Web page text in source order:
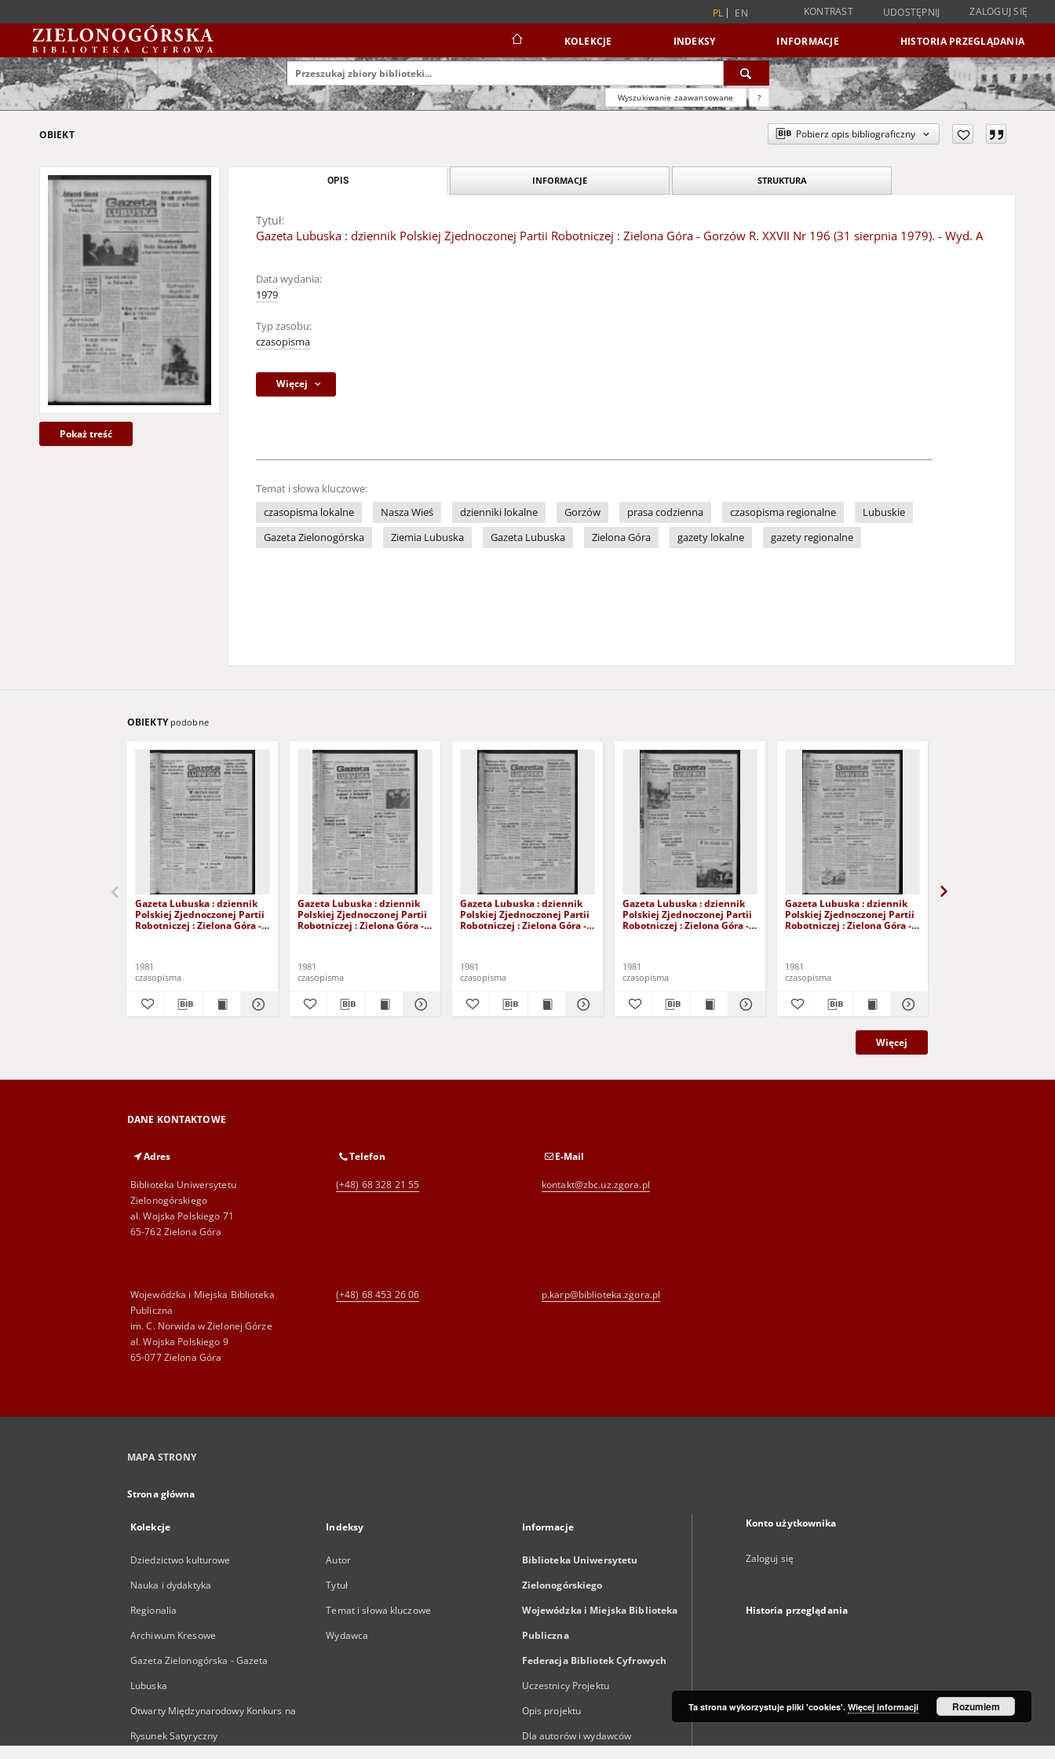
PL EN KONTRAST UDOSTĘPNIJ ZALOGUJ SIĘ
KOLEKCJE INDEKSY INFORMACJE HISTORIA PRZEGLĄDANIA
Wyszukiwanie zaawansowane ?
OBIEKT Pobierz opis bibliograficzny
Pokaż treść
OPIS INFORMACJE STRUKTURA
Tytuł:
Gazeta Lubuska : dziennik Polskiej Zjednoczonej Partii Robotniczej : Zielona Góra - Gorzów R. XXVII Nr 196 (31 sierpnia 1979). - Wyd. A
Data wydania:
1979
Typ zasobu:
czasopisma
Więcej
Temat i słowa kluczowe:
czasopisma lokalne
Nasza Wieś dzienniki lokalne Gorzów prasa codzienna czasopisma regionalne
Lubuskie
Gazeta Zielonogórska
Ziemia Lubuska Gazeta Lubuska Zielona Góra gazety lokalne gazety regionalne
OBIEKTY podobne
Gazeta Lubuska : dziennik
Polskiej Zjednoczonej Partii
Robotniczej : Zielona Góra -
1981
czasopisma
Gazeta Lubuska : dziennik
Polskiej Zjednoczonej Partii
Robotniczej : Zielona Góra -
1981
czasopisma
Gazeta Lubuska : dziennik
Polskiej Zjednoczonej Partii
Robotniczej : Zielona Góra -
1981
czasopisma
Gazeta Lubuska : dziennik
Polskiej Zjednoczonej Partii
Robotniczej : Zielona Góra -
1981
czasopisma
Gazeta Lubuska : dziennik
Polskiej Zjednoczonej Partii
Robotniczej : Zielona Góra -
1981
czasopisma
Więcej
DANE KONTAKTOWE
Adres
Biblioteka Uniwersytetu
Zielonogórskiego
al. Wojska Polskiego 71
65-762 Zielona Góra
Telefon
(+48) 68 328 21 55
E-Mail
kontakt@zbc.uz.zgora.pl
Wojewódzka i Miejska Biblioteka
Publiczna
im. C. Norwida w Zielonej Górze
al. Wojska Polskiego 9
65-077 Zielona Góra
(+48) 68 453 26 06 p.karp@biblioteka.zgora.pl
MAPA STRONY
Strona główna
Kolekcje
Dziedzictwo kulturowe
Nauka i dydaktyka
Regionalia
Archiwum Kresowe
Gazeta Zielonogórska - Gazeta
Lubuska
Otwarty Międzynarodowy Konkurs na
Rysunek Satyryczny
Indeksy
Autor
Tytuł
Temat i słowa kluczowe
Wydawca
Informacje
Biblioteka Uniwersytetu
Zielonogórskiego
Wojewódzka i Miejska Biblioteka
Publiczna
Federacja Bibliotek Cyfrowych
Uczestnicy Projektu
Opis projektu
Dla autorów i wydawców
Konto użytkownika
Zaloguj się
Historia przeglądania
Ta strona wykorzystuje pliki 'cookies'. Więcej informacji Rozumiem